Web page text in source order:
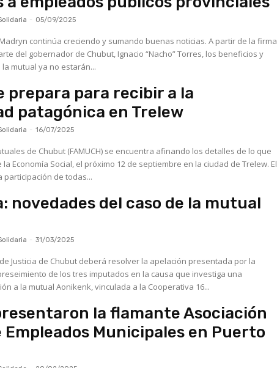
- 05/09/2025
continúa creciendo y sumando buenas noticias. A partir de la firma
del gobernador de Chubut, Ignacio “Nacho” Torres, los beneficios y
mutual ya no estarán...
prepara para recibir a la
patagónica en Trelew
- 16/07/2025
de Chubut (FAMUCH) se encuentra afinando los detalles de lo que
Economía Social, el próximo 12 de septiembre en la ciudad de Trelew. El
participación de todas...
novedades del caso de la mutual
- 31/03/2025
Justicia de Chubut deberá resolver la apelación presentada por la
de los tres imputados en la causa que investiga una
a la mutual Aonikenk, vinculada a la Cooperativa 16...
la flamante Asociación
Empleados Municipales en Puerto